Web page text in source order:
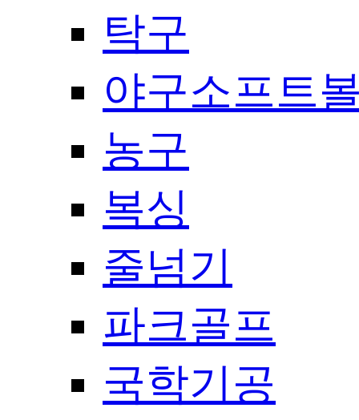
탁구
야구소프트
농구
복싱
줄넘기
파크골프
국학기공